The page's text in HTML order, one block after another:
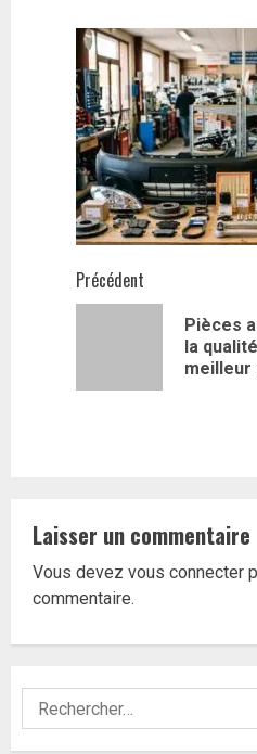
Navigation
Précédent
Pièces
la
meilleur
Laisser un commentaire
Vous devez vous connecter
commentaire.
Rechercher :